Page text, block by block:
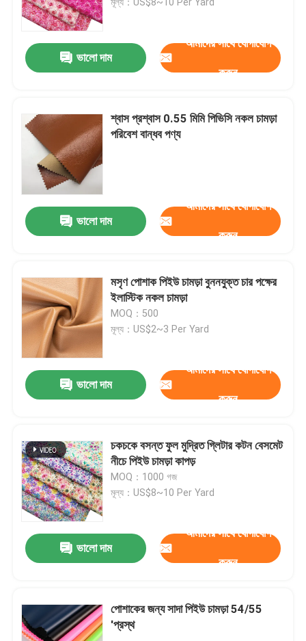
পণ্য
আমাদের সম্পর্কে
কারখানা ভ্রমণ
আমাদের সাথে যোগাযোগ করুন
উদ্ধৃতির জন্য আবেদন
পিভিসি ফ্যাক্স লেদার
মাইক্রোফাইবার চামড়া উপাদান
মূল্য：US$8~10 Per Yard
ভালো দাম
আমাদের সাথে যোগাযোগ
করুন
শ্বাস প্রশ্বাস 0.55 মিমি পিভিসি নকল চামড়া
পরিবেশ বান্ধব পণ্য
ভালো দাম
আমাদের সাথে যোগাযোগ
করুন
মসৃণ পোশাক পিইউ চামড়া বুননযুক্ত চার পক্ষের
ইলাস্টিক নকল চামড়া
MOQ：500
মূল্য：US$2~3 Per Yard
ভালো দাম
আমাদের সাথে যোগাযোগ
করুন
চকচকে বসন্ত ফুল মুদ্রিত গ্লিটার কটন বেসমেট
নীচে পিইউ চামড়া কাপড়
MOQ：1000 গজ
মূল্য：US$8~10 Per Yard
ভালো দাম
আমাদের সাথে যোগাযোগ
করুন
পোশাকের জন্য সাদা পিইউ চামড়া 54/55
'প্রস্থ